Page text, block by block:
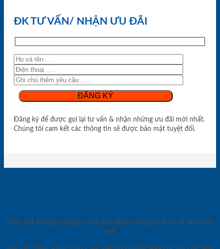
ĐK TƯ VẤN/ NHẬN ƯU ĐÃI
Đăng ký để được gọi lại tư vấn & nhận những ưu đãi mới nhất.
Chúng tôi cam kết các thông tin sẽ được bảo mật tuyệt đối.
Cam kết không ngừng nâng cao chất lượng dịch vụ & làm việc
với